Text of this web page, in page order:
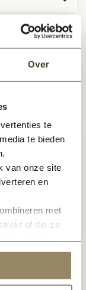
Over
te
te bieden
van onze site
en
met
of die ze
6 met
4 met
3 met